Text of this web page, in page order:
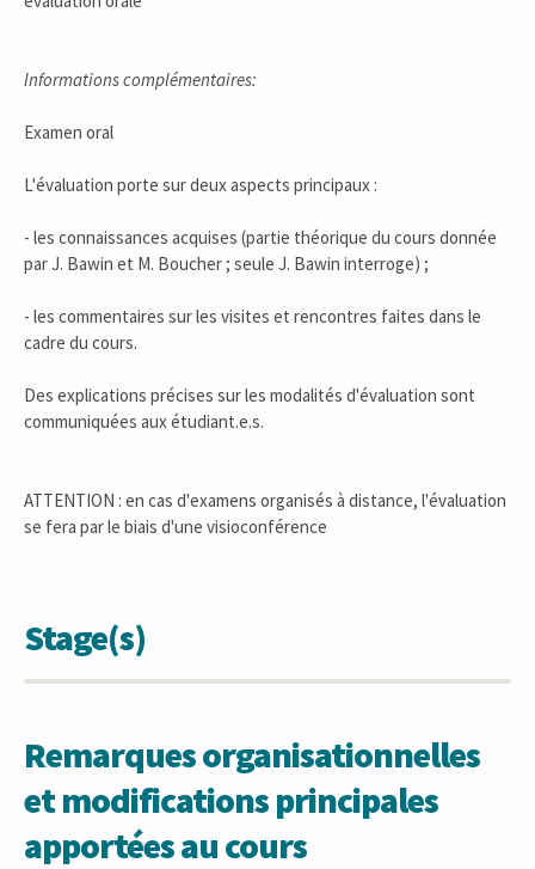
Informations complémentaires:
Examen oral
L'évaluation porte sur deux aspects principaux :
- les connaissances acquises (partie théorique du cours donnée
par J. Bawin et M. Boucher ; seule J. Bawin interroge) ;
- les commentaires sur les visites et rencontres faites dans le
cadre du cours.
Des explications précises sur les modalités d'évaluation sont
communiquées aux étudiant.e.s.
ATTENTION : en cas d'examens organisés à distance, l'évaluation
se fera par le biais d'une visioconférence
Stage(s)
Remarques organisationnelles
et modifications principales
apportées au cours